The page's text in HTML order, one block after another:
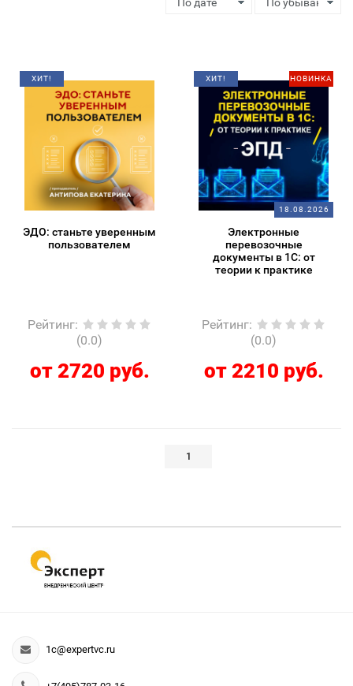
ХИТ!
ЭДО: станьте уверенным
пользователем
Рейтинг:
(0.0)
от 2720 руб.
НОВИНКА
ХИТ!
18.08.2026
Электронные
перевозочные
документы в 1С: от
теории к практике
Рейтинг:
(0.0)
от 2210 руб.
1
1c@expertvc.ru